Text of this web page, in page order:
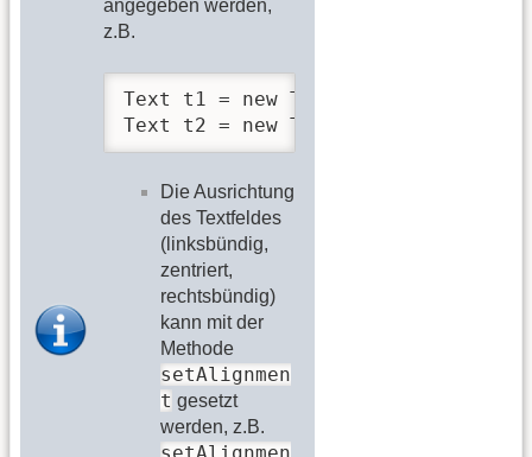
angegeben werden,
z.B.
Text t1 = new Text(400, 300, 50,
Text t2 = new Text(400, 300,
Die Ausrichtung
des Textfeldes
(linksbündig,
zentriert,
rechtsbündig)
kann mit der
Methode
setAlignmen
t gesetzt
werden, z.B.